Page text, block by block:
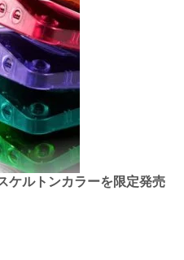
ケルトンカラーを限定発売